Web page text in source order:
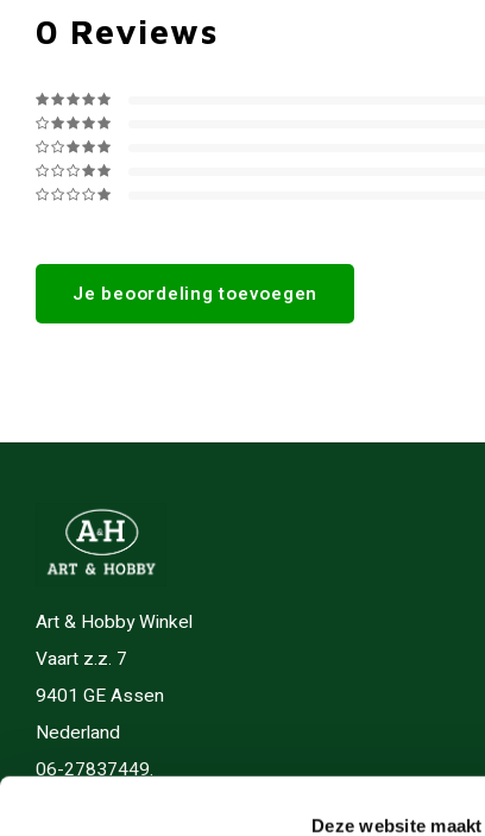
Deze website
0 Reviews
Je beoordeling toevoegen
Art & Hobby Winkel
Vaart z.z. 7
9401 GE Assen
Nederland
06-27837449.